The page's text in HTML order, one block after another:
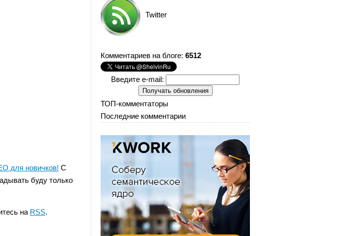
для новичков! С
буду только
на RSS.
Twitter
Комментариев на блоге: 6512
Введите e-mail:
ТОП-комментаторы
Последние комментарии